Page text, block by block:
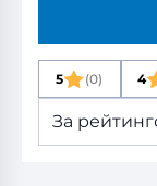
5 (0) 4
За